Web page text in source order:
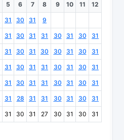
5 6 7 8 9 10 11 12
31 30 31 9
31 30 31 31 30 31 30 31
31 30 31 30 30 31 30 31
31 30 31 31 30 31 30 31
31 30 31 31 30 31 30 31
31 28 31 31 30 31 30 31
31 30 31 27 30 31 30 31